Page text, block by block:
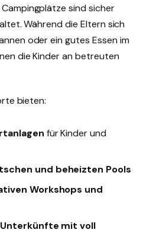
sind sicher
Während die Eltern sich
oder ein gutes Essen im
die Kinder an betreuten
bieten:
für Kinder und
und beheizten Pools
Workshops und
mit voll